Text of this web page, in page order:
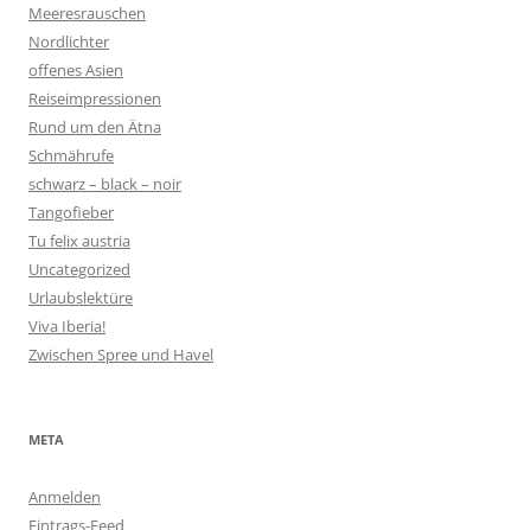
Meeresrauschen
Nordlichter
offenes Asien
Reiseimpressionen
Rund um den Ätna
Schmährufe
schwarz – black – noir
Tangofieber
Tu felix austria
Uncategorized
Urlaubslektüre
Viva Iberia!
Zwischen Spree und Havel
META
Anmelden
Eintrags-Feed